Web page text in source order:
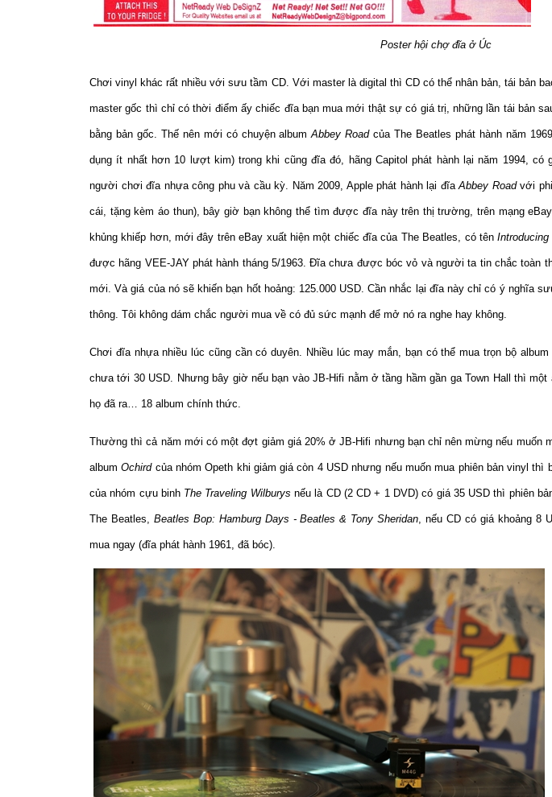
Poster hội chợ đĩa ở Úc
Chơi vinyl khác rất nhiều với sưu tầm CD. Với master là digital thì CD có thể nhân bản, tái bản
master gốc thì chỉ có thời điểm ấy chiếc đĩa bạn mua mới thật sự có giá trị, những lần tái bản
bằng bản gốc. Thế nên mới có chuyện albumAbbey Roadcủa The Beatles phát hành năm
dụng ít nhất hơn 10 lượt kim) trong khi cũng đĩa đó, hãng Capitol phát hành lại năm 1994,
người chơi đĩa nhựa công phu và cầu kỳ. Năm 2009, Apple phát hành lại đĩaAbbey Roadvới
cái, tặng kèm áo thun), bây giờ bạn không thể tìm được đĩa này trên thị trường, trên mạng
khủng khiếp hơn, mới đây trên eBay xuất hiện một chiếc đĩa của The Beatles, có tên
được hãng VEE-JAY phát hành tháng 5/1963. Đĩa chưa được bóc vỏ và người ta tin chắc toàn
mới. Và giá của nó sẽ khiến bạn hốt hoảng: 125.000 USD. Cần nhắc lại đĩa này chỉ có ý nghĩa
thông. Tôi không dám chắc người mua về có đủ sức mạnh để mở nó ra nghe hay không.
Chơi đĩa nhựa nhiều lúc cũng cần có duyên. Nhiều lúc may mắn, bạn có thể mua trọn bộ
chưa tới 30 USD. Nhưng bây giờ nếu bạn vào JB-Hifi nằm ở tầng hầm gần ga Town Hall thì
họ đã ra… 18 album chính thức.
Thường thì cả năm mới có một đợt giảm giá 20% ở JB-Hifi nhưng bạn chỉ nên mừng nếu muốn
album Ochird của nhóm Opeth khi giảm giá còn 4 USD nhưng nếu muốn mua phiên bản vinyl
của nhóm cựu binhThe Traveling Wilburys nếu là CD (2 CD + 1 DVD) có giá 35 USD thì phiên
The Beatles, Beatles Bop: Hamburg Days - Beatles & Tony Sheridan, nếu CD có giá khoảng 8
mua ngay (đĩa phát hành 1961, đã bóc).